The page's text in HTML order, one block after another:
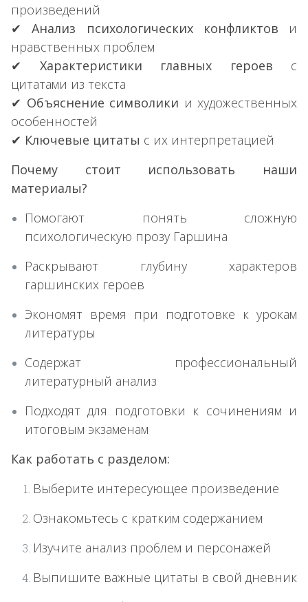
произведений
✔Анализ психологических конфликтов и
нравственных проблем
✔ Характеристики главных героев с
цитатами из текста
✔ Объяснение символики и художественных
особенностей
✔ Ключевые цитаты с их интерпретацией
Почему стоит использовать наши
материалы?
Помогают понять сложную
психологическую прозу Гаршина
Раскрывают глубину характеров
гаршинских героев
Экономят время при подготовке к урокам
литературы
Содержат профессиональный
литературный анализ
Подходят для подготовки к сочинениям и
итоговым экзаменам
Как работать с разделом:
Выберите интересующее произведение
Ознакомьтесь с кратким содержанием
Изучите анализ проблем и персонажей
Выпишите важные цитаты в свой дневник